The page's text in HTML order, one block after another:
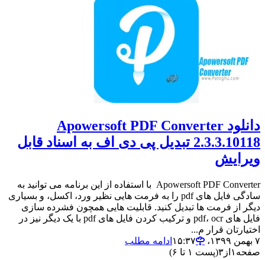
دانلود Apowersoft PDF Converter
2.3.3.10118 تبدیل پی دی اف به اسناد قابل
ویرایش
Apowersoft PDF Converter با استفاده از این برنامه می توانید به
سادگی فایل های pdf را به فرمت هایی نظیر ورد، اکسل، و بسیاری
دیگر از فرمت ها تبدیل کنید. قابلیت هایی همچون فشرده سازی
فایل های pdf، ocr و ترکیب کردن فایل های pdf با یک دیگر نیز در
اختیارتان قرار م...
۷ بهمن ۱۳۹۹،‏ ۱۵:۳۷
ادامه مطلب
صفحه ۱ از ۳(پست ۱ تا ۶)